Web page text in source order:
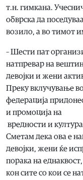
т.н. гимкана.
обврска да
возило, а во тимот
– Шести пат
натпревар на
девојки и жени
Преку вклучување
федерација
и промоција на
вредности и
Сметам дека ова е
девојки, жени ќе
порака на
кон сите со кои се